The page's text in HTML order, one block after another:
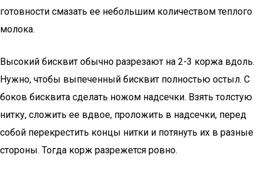
готовности смазать ее небольшим количеством теплого
молока.
Высокий бисквит обычно разрезают на 2-3 коржа вдоль.
Нужно, чтобы выпеченный бисквит полностью остыл. С
боков бисквита сделать ножом надсечки. Взять толстую
нитку, сложить ее вдвое, проложить в надсечки, перед
собой перекрестить концы нитки и потянуть их в разные
стороны. Тогда корж разрежется ровно.